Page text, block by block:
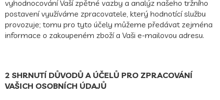
vyhodnocování Vaší zpětné vazby a analýz našeho tržního
postavení využíváme zpracovatele, který hodnotící službu
provozuje; tomu pro tyto účely můžeme předávat zejména
informace o zakoupeném zboží a Vaši e-mailovou adresu.
2 SHRNUTÍ DŮVODŮ A ÚČELŮ PRO ZPRACOVÁNÍ
VAŠICH OSOBNÍCH ÚDAJŮ